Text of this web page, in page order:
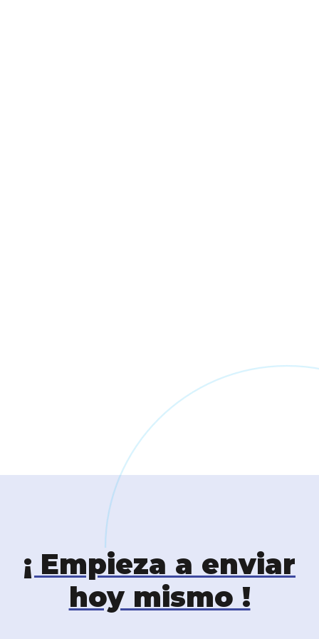
¡ Empieza a enviar
hoy mismo !